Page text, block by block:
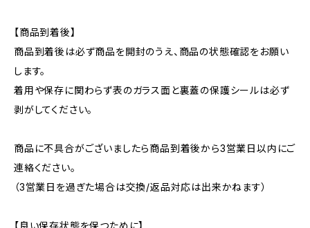
【商品到着後】
商品到着後は必ず商品を開封のうえ、商品の状態確認をお願い
します。
着用や保存に関わらず表のガラス面と裏蓋の保護シールは必ず
剥がしてください。
商品に不具合がございましたら商品到着後から3営業日以内にご
連絡ください。
（3営業日を過ぎた場合は交換/返品対応は出来かねます）
【良い保存状態を保つために】